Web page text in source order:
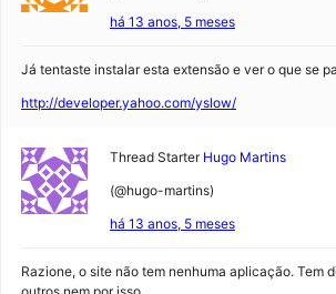
há 13 anos, 5 meses
Já tentaste instalar esta extensão e ver o que se
http://developer.yahoo.com/yslow/
Thread Starter Hugo Martins
(@hugo-martins)
há 13 anos, 5 meses
Razione, o site não tem nenhuma aplicação. Tem